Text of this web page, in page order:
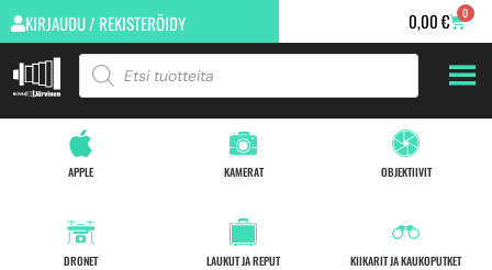
KIRJAUDU / REKISTERÖIDY 0,00€ 0
APPLE
DRONET
KAMERAT
LAUKUT JA REPUT
OBJEKTIIVIT
KIIKARIT JA KAUKOPUTKET